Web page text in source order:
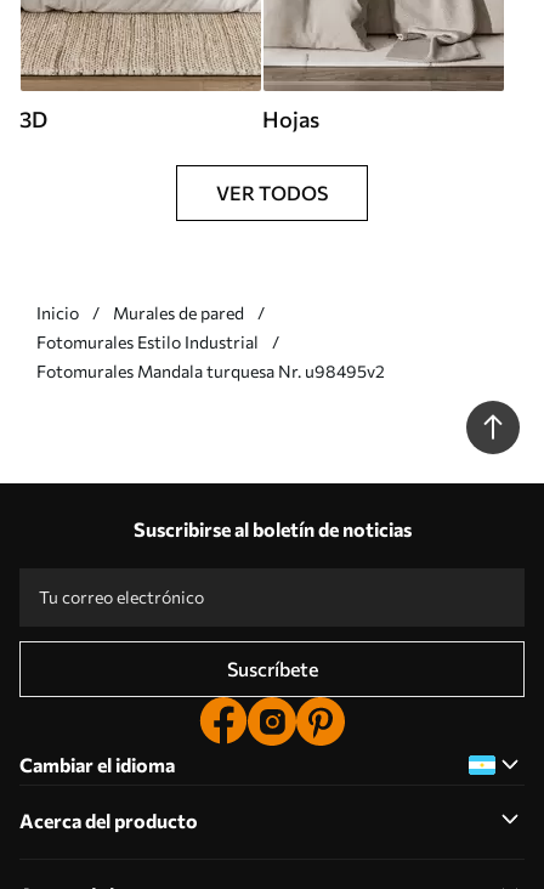
3D Hojas
VER TODOS
Inicio
Murales de pared
Fotomurales Estilo Industrial
Fotomurales Mandala turquesa Nr. u98495v2
Suscribirse al boletín de noticias
Suscríbete
Cambiar el idioma
Acerca del producto